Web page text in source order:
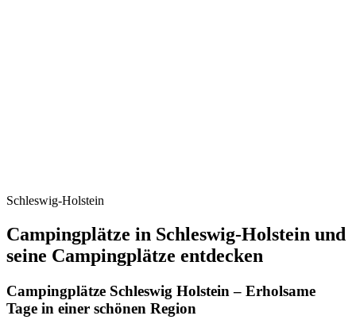
Schleswig-Holstein
Campingplätze in Schleswig-Holstein und
seine Campingplätze entdecken
Campingplätze Schleswig Holstein – Erholsame
Tage in einer schönen Region